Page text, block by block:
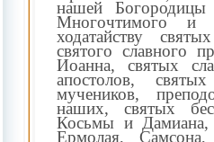
нашей
Многочтимого и
ходатайству
святого славного
Иоанна, святых
апостолов,
мучеников,
наших, святых
Косьмы и Дамиана,
Ермолая,